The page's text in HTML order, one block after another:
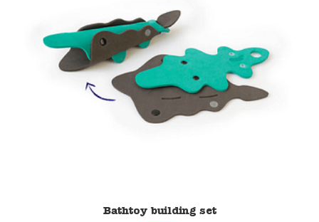
Bathtoy building set